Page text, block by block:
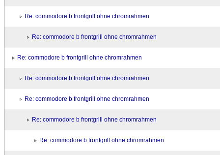
Re: commodore b frontgrill ohne chromrahmen
Re: commodore b frontgrill ohne chromrahmen
Re: commodore b frontgrill ohne chromrahmen
Re: commodore b frontgrill ohne chromrahmen
Re: commodore b frontgrill ohne chromrahmen
Re: commodore b frontgrill ohne chromrahmen
Re: commodore b frontgrill ohne chromrahmen